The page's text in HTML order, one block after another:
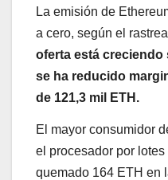
La emisión de
a cero, según el
oferta está creciendo
se ha reducido
de 121,3 mil ETH.
El mayor consumidor
el procesador por
quemado 164 ETH en